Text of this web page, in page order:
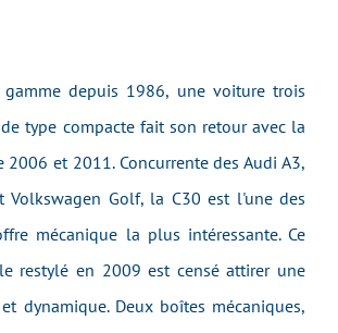
depuis 1986, une voiture trois
type compacte fait son retour avec la
2006 et 2011. Concurrente des Audi A3,
Volkswagen Golf, la C30 est l'une des
mécanique la plus intéressante. Ce
restylé en 2009 est censé attirer une
dynamique. Deux boîtes mécaniques,